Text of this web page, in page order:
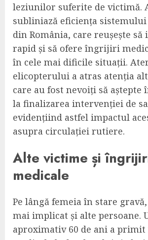
leziunilor suferite de victimă.
subliniază eficiența sistemului
din România, care reușește
rapid și să ofere îngrijiri
în cele mai dificile situații.
elicopterului a atras atenția
care au fost nevoiți să aștepte
la finalizarea intervenției de
evidențiind astfel impactul
asupra circulației rutiere.
Alte victime și
medicale
Pe lângă femeia în stare
mai implicat și alte persoane.
aproximativ 60 de ani a